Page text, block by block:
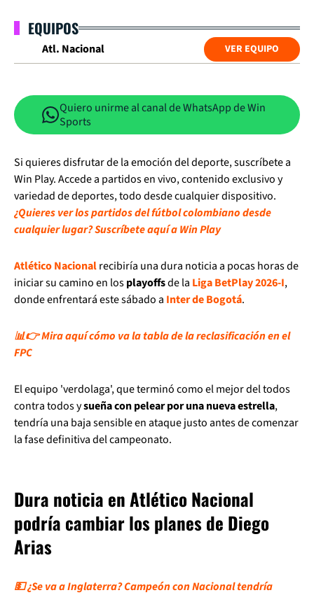
EQUIPOS
Atl. Nacional VER EQUIPO
Quiero unirme al canal de WhatsApp de Win
Sports
Si quieres disfrutar de la emoción del deporte, suscríbete a
Win Play. Accede a partidos en vivo, contenido exclusivo y
variedad de deportes, todo desde cualquier dispositivo.
¿Quieres ver los partidos del fútbol colombiano desde
cualquier lugar? Suscríbete aquí a Win Play
Atlético Nacionalrecibiría una dura noticia a pocas horas de
iniciar su camino en losplayoffsde la Liga BetPlay 2026-I,
donde enfrentará este sábado a Inter de Bogotá.
📊👉 Mira aquí cómo va la tabla de la reclasificación en el
FPC
El equipo 'verdolaga', que terminó como el mejor del todos
contra todos ysueña con pelear por una nueva estrella,
tendría una baja sensible en ataque justo antes de comenzar
la fase definitiva del campeonato.
Dura noticia en Atlético Nacional
podría cambiar los planes de Diego
Arias
💵 ¿Se va a Inglaterra? Campeón con Nacional tendría